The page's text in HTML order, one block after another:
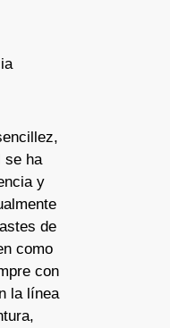
se ha
y
de
como
con
la línea